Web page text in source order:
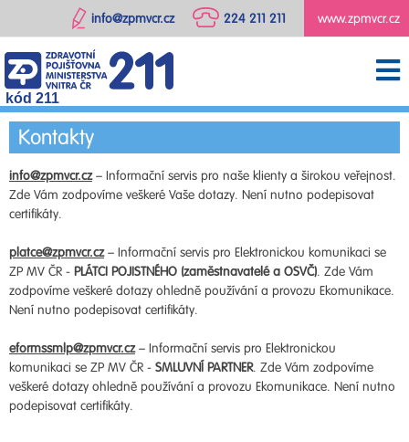
www.zpmvcr.cz
224 211 211
info@zpmvcr.cz
kód 211
Kontakty
info@zpmvcr.cz– Informační servis pro naše klienty a širokou veřejnost.
Zde Vám zodpovíme veškeré Vaše dotazy. Není nutno podepisovat
certifikáty.
platce@zpmvcr.cz– Informační servis pro Elektronickou komunikaci se
ZP MV ČR - PLÁTCI POJISTNÉHO (zaměstnavatelé a OSVČ). Zde Vám
zodpovíme veškeré dotazy ohledně používání a provozu Ekomunikace.
Není nutno podepisovat certifikáty.
eformssmlp@zpmvcr.cz– Informační servis pro Elektronickou
komunikaci se ZP MV ČR - SMLUVNÍ PARTNER. Zde Vám zodpovíme
veškeré dotazy ohledně používání a provozu Ekomunikace. Není nutno
podepisovat certifikáty.